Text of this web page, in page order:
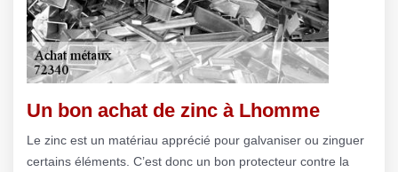
Un bon achat de zinc à Lhomme
Le zinc est un matériau apprécié pour galvaniser ou zinguer
certains éléments. C’est donc un bon protecteur contre la